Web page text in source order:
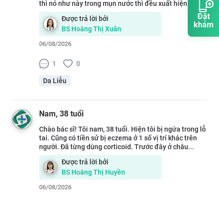
Đặt
khám
thì nó như này trong mụn nước thì đều xuất hiện ch...
Được trả lời bởi
BS Hoàng Thị Xuân
06/08/2026
1 0
Da Liễu
Nam, 38 tuổi
Chào bác sĩ! Tôi nam, 38 tuổi. Hiện tôi bị ngứa trong lỗ
tai. Cũng có tiền sử bị eczema ở 1 số vị trí khác trên
người. Đã từng dùng corticoid. Trước đây ở châu...
Được trả lời bởi
BS Hoàng Thị Huyền
06/08/2026